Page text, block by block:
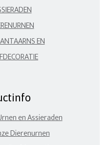
EN
en Assieraden
Dierenurnen